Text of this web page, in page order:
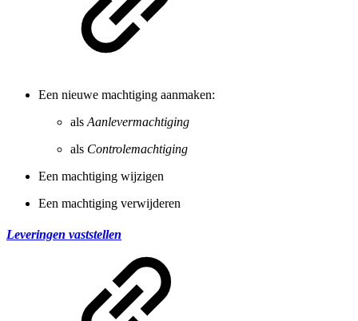
Een nieuwe machtiging aanmaken:
als Aanlevermachtiging
als Controlemachtiging
Een machtiging wijzigen
Een machtiging verwijderen
Leveringen vaststellen